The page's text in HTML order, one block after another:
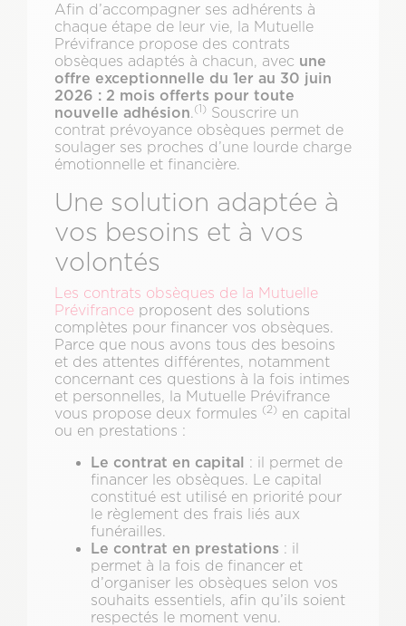
Afin d’accompagner ses adhérents à
chaque étape de leur vie, la Mutuelle
Prévifrance propose des contrats
obsèques adaptés à chacun, avec une
offre exceptionnelle du 1er au 30 juin
2026 : 2 mois offerts pour toute
nouvelle adhésion. (1) Souscrire un
contrat prévoyance obsèques permet de
soulager ses proches d’une lourde charge
émotionnelle et financière.
Une solution adaptée à
vos besoins et à vos
volontés
Les contrats obsèques de la Mutuelle
Prévifrance proposent des solutions
complètes pour financer vos obsèques.
Parce que nous avons tous des besoins
et des attentes différentes, notamment
concernant ces questions à la fois intimes
et personnelles, la Mutuelle Prévifrance
vous propose deux formules (2) en capital
ou en prestations :
Le contrat en capital : il permet de
financer les obsèques. Le capital
constitué est utilisé en priorité pour
le règlement des frais liés aux
funérailles.
Le contrat en prestations : il
permet à la fois de financer et
d’organiser les obsèques selon vos
souhaits essentiels, afin qu’ils soient
respectés le moment venu.